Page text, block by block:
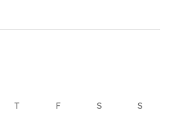
T F S S